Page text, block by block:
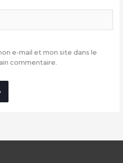
e-mail et mon site dans le
commentaire.